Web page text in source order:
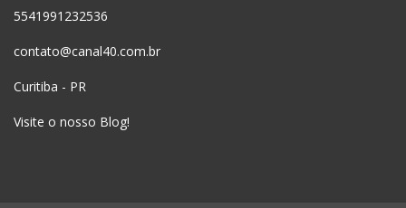
5541991232536
contato@canal40.com.br
Curitiba - PR
Visite o nosso Blog!